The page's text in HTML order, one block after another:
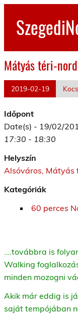
Skip
content
Mátyás téri-
2019-02-19
Időpont
Date(s) - 19/02/
17:30 - 18:30
Helyszín
Alsóváros, Mátyás
Kategóriák
60 perces
….továbbra is
Walking
minden mozogni
Akik már eddig is
saját tempójában